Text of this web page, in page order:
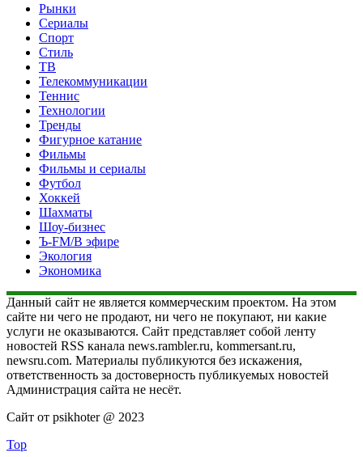
Рынки
Сериалы
Спорт
Стиль
ТВ
Телекоммуникации
Теннис
Технологии
Тренды
Фигурное катание
Фильмы
Фильмы и сериалы
Футбол
Хоккей
Шахматы
Шоу-бизнес
Ъ-FM/В эфире
Экология
Экономика
Данный сайт не является коммерческим проектом. На этом
сайте ни чего не продают, ни чего не покупают, ни какие
услуги не оказываются. Сайт представляет собой ленту
новостей RSS канала news.rambler.ru, kommersant.ru,
newsru.com. Материалы публикуются без искажения,
ответственность за достоверность публикуемых новостей
Администрация сайта не несёт.
Сайт от psikhoter @ 2023
Top